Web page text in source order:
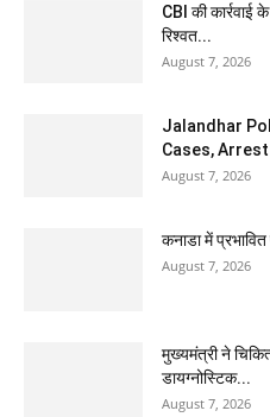
CBI की कार्रवाई
रिश्वत...
August 7, 2026
Jalandhar
Cases,
August 7, 2026
कनाडा में प्रभावित
August 7, 2026
मुख्यमंत्री ने
डायग्नोस्टिक...
August 7, 2026